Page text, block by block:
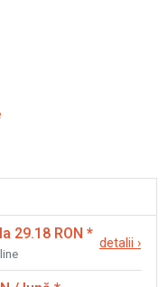
29.18 RON *
detalii ›